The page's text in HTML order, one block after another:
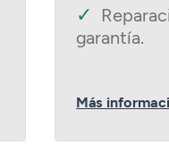
✓
garantía.
Más